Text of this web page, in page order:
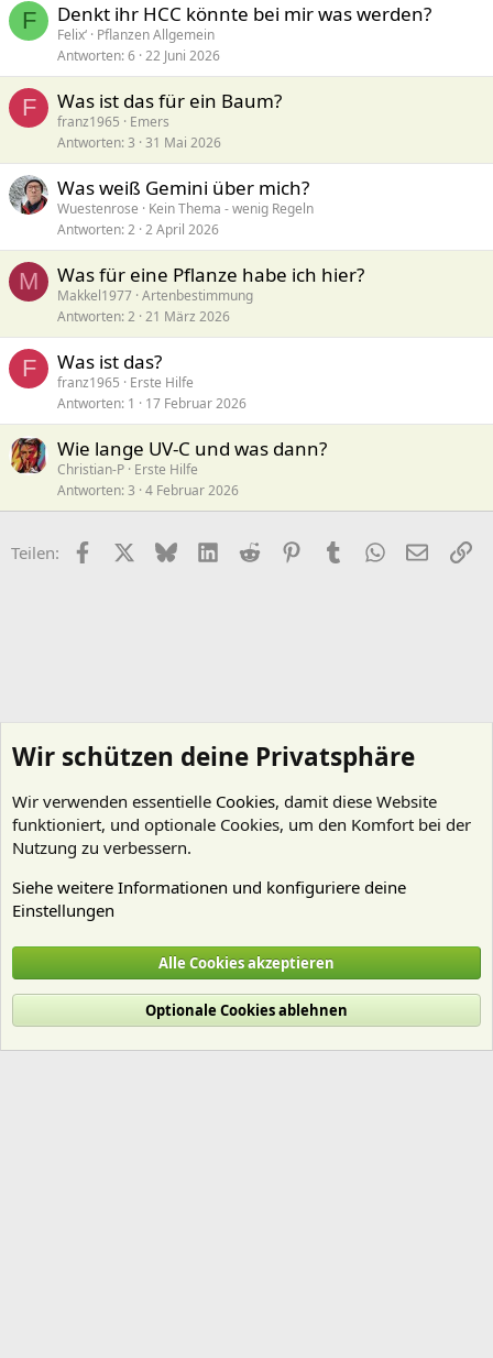
F Denkt ihr HCC könnte bei mir was werden?
Felix‘ Pflanzen Allgemein
Antworten 6 22 Juni 2026
F Was ist das für ein Baum?
franz1965
Emers
Antworten 3 31 Mai 2026
Was weiß Gemini über mich?
Wuestenrose
Kein Thema - wenig Regeln
Antworten 2 2 April 2026
M Was für eine Pflanze habe ich hier?
Makkel1977 Artenbestimmung
Antworten 2 21 März 2026
F Was ist das?
franz1965
Erste Hilfe
Antworten 1 17 Februar 2026
Wie lange UV-C und was dann?
Christian-P Erste Hilfe
Antworten 3 4 Februar 2026
Teilen: FacebookX (Twitter)
BlueskyLinkedIn
Reddit PinterestTumblr WhatsApp
E-Mail
Cookies
Deutsch (Du)
Nutzungsbedingungen
Datenschutz Hilfe und Impressum
R
Wir schützen deine Privatsphäre
Wir verwenden essentielle Cookies, damit diese Website
funktioniert, und optionale Cookies, um den Komfort bei der
Nutzung zu verbessern.
Siehe weitere Informationen und konfiguriere deine
Einstellungen
Alle Cookies akzeptieren
Optionale Cookies ablehnen